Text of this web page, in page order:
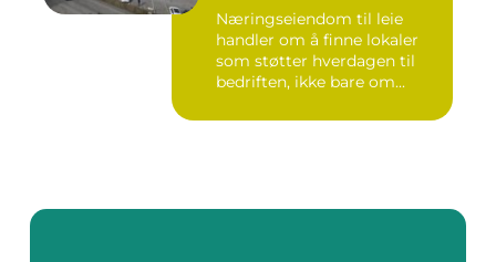
Næringseiendom til leie
handler om å finne lokaler
som støtter hverdagen til
bedriften, ikke bare om...